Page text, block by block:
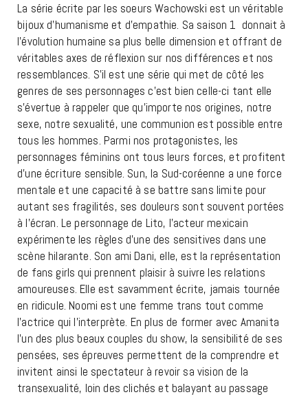
La série écrite par les soeurs Wachowski est un véritable
bijoux d’humanisme et d’empathie. Sa saison 1 donnait à
l’évolution humaine sa plus belle dimension et offrant de
véritables axes de réflexion sur nos différences et nos
ressemblances. S’il est une série qui met de côté les
genres de ses personnages c’est bien celle-ci tant elle
s’évertue à rappeler que qu’importe nos origines, notre
sexe, notre sexualité, une communion est possible entre
tous les hommes. Parmi nos protagonistes, les
personnages féminins ont tous leurs forces, et profitent
d’une écriture sensible. Sun, la Sud-coréenne a une force
mentale et une capacité à se battre sans limite pour
autant ses fragilités, ses douleurs sont souvent portées
à l’écran. Le personnage de Lito, l’acteur mexicain
expérimente les règles d’une des sensitives dans une
scène hilarante. Son ami Dani, elle, est la représentation
de fans girls qui prennent plaisir à suivre les relations
amoureuses. Elle est savamment écrite, jamais tournée
en ridicule. Noomi est une femme trans tout comme
l’actrice qui l’interprète. En plus de former avec Amanita
l’un des plus beaux couples du show, la sensibilité de ses
pensées, ses épreuves permettent de la comprendre et
invitent ainsi le spectateur à revoir sa vision de la
transexualité, loin des clichés et balayant au passage